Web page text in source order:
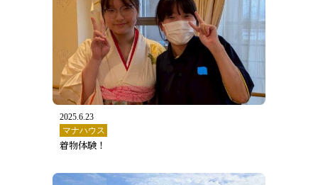
2025.6.23
マナハウス
着物体験！